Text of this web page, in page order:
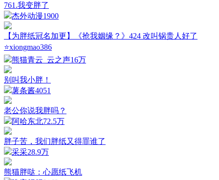
761.我变胖了
杰外动漫1900
【为胖纸冠名加更】《抢我姻缘？》424 改叫锅贵人好了
⭐xiongmao386
熊猫青云_云之声16万
别叫我小胖！
薯条酱4051
老公你说我胖吗？
阿哈东北72.5万
胖子苦，我们胖纸又得罪谁了
采采28.9万
熊猫胖哒：心愿纸飞机